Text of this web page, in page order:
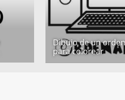
Dibujo de un
para colorear